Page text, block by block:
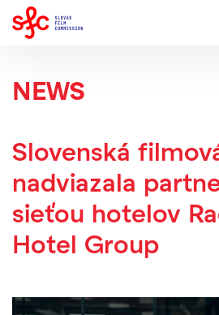
NEWS
Slovenská
nadviazala
sieťou hotelov
Hotel Group